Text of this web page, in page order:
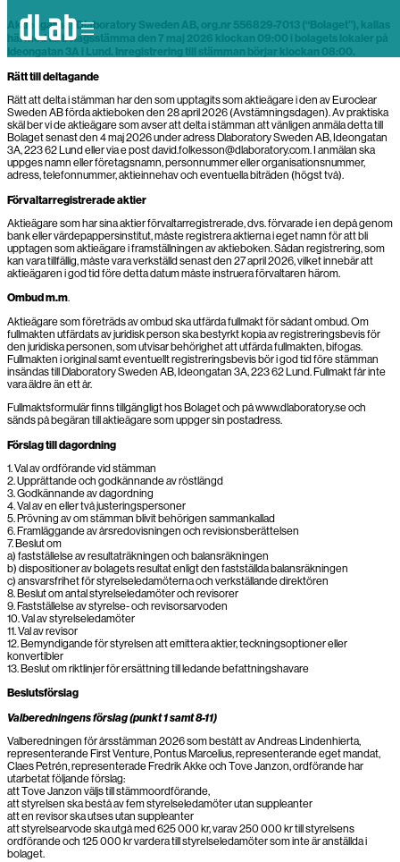
to
content
Aktieägarna i Dlaboratory Sweden AB, org.nr 556829-7013 (“Bolaget”), kallas
härmed till bolagsstämma den 7 maj 2026 klockan 09:00 i bolagets lokaler på
Ideongatan 3A i Lund. Inregistrering till stämman börjar klockan 08:00.
Rätt till deltagande
Rätt att delta i stämman har den som upptagits som aktieägare i den av Euroclear
Sweden AB förda aktieboken den 28 april 2026 (Avstämningsdagen). Av praktiska
skäl ber vi de aktieägare som avser att delta i stämman att vänligen anmäla detta till
Bolaget senast den 4 maj 2026 under adress Dlaboratory Sweden AB, Ideongatan
3A, 223 62 Lund eller via e post david.folkesson@dlaboratory.com. I anmälan ska
uppges namn eller företagsnamn, personnummer eller organisationsnummer,
adress, telefonnummer, aktieinnehav och eventuella biträden (högst två).
Förvaltarregistrerade aktier
Aktieägare som har sina aktier förvaltarregistrerade, dvs. förvarade i en depå genom
bank eller värdepappersinstitut, måste registrera aktierna i eget namn för att bli
upptagen som aktieägare i framställningen av aktieboken. Sådan registrering, som
kan vara tillfällig, måste vara verkställd senast den 27 april 2026, vilket innebär att
aktieägaren i god tid före detta datum måste instruera förvaltaren härom.
Ombud m.m.
Aktieägare som företräds av ombud ska utfärda fullmakt för sådant ombud. Om
fullmakten utfärdats av juridisk person ska bestyrkt kopia av registreringsbevis för
den juridiska personen, som utvisar behörighet att utfärda fullmakten, bifogas.
Fullmakten i original samt eventuellt registreringsbevis bör i god tid före stämman
insändas till Dlaboratory Sweden AB, Ideongatan 3A, 223 62 Lund. Fullmakt får inte
vara äldre än ett år.
Fullmaktsformulär finns tillgängligt hos Bolaget och på www.dlaboratory.se och
sänds på begäran till aktieägare som uppger sin postadress.
Förslag till dagordning
1. Val av ordförande vid stämman
2. Upprättande och godkännande av röstlängd
3. Godkännande av dagordning
4. Val av en eller två justeringspersoner
5. Prövning av om stämman blivit behörigen sammankallad
6. Framläggande av årsredovisningen och revisionsberättelsen
7. Beslut om
a) fastställelse av resultaträkningen och balansräkningen
b) dispositioner av bolagets resultat enligt den fastställda balansräkningen
c) ansvarsfrihet för styrelseledamöterna och verkställande direktören
8. Beslut om antal styrelseledamöter och revisorer
9. Fastställelse av styrelse- och revisorsarvoden
10. Val av styrelseledamöter
11. Val av revisor
12. Bemyndigande för styrelsen att emittera aktier, teckningsoptioner eller
konvertibler
13. Beslut om riktlinjer för ersättning till ledande befattningshavare
Beslutsförslag
Valberedningens förslag (punkt 1 samt 8-11)
Valberedningen för årsstämman 2026 som bestått av Andreas Lindenhierta,
representerande First Venture, Pontus Marcelius, representerande eget mandat,
Claes Petrén, representerade Fredrik Akke och Tove Janzon, ordförande har
utarbetat följande förslag:
att Tove Janzon väljs till stämmoordförande,
att styrelsen ska bestå av fem styrelseledamöter utan suppleanter
att en revisor ska utses utan suppleanter
att styrelsearvode ska utgå med 625 000 kr, varav 250 000 kr till styrelsens
ordförande och 125 000 kr vardera till styrelseledamöter som inte är anställda i
bolaget.